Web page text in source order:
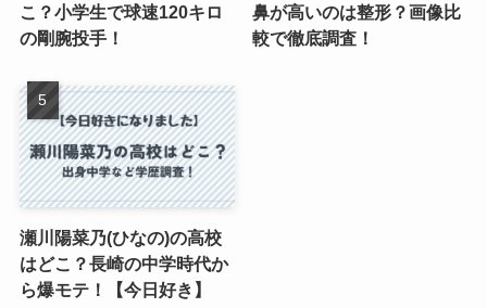
こ？小学生で球速120キロ
の剛腕投手！
鼻が高いのは整形？画像比
較で徹底調査！
瀬川陽菜乃(ひなの)の高校
はどこ？長崎の中学時代か
ら爆モテ！【今日好き】